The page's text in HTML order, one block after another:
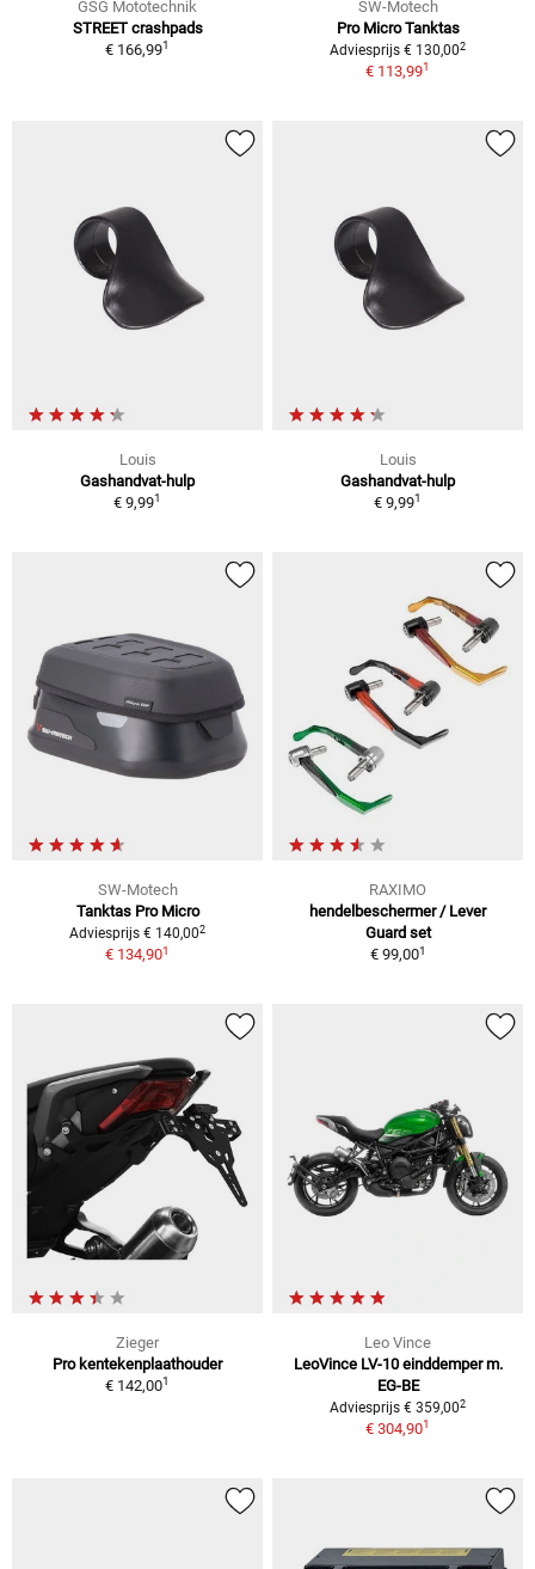
GSG Mototechnik
STREET crashpads
€ 166,991
SW-Motech
Pro Micro Tanktas
Adviesprijs € 130,002
€ 113,991
Louis
Gashandvat-hulp
€ 9,991
Louis
Gashandvat-hulp
€ 9,991
SW-Motech
Tanktas Pro Micro
Adviesprijs € 140,002
€ 134,901
RAXIMO
hendelbeschermer / Lever
Guard set
€ 99,001
Zieger
Pro kentekenplaathouder
€ 142,001
Leo Vince
LeoVince LV-10 einddemper m.
EG-BE
Adviesprijs € 359,002
€ 304,901